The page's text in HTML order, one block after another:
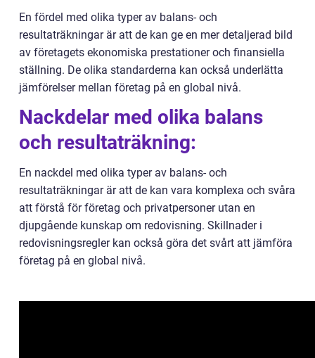
En fördel med olika typer av balans- och
resultaträkningar är att de kan ge en mer detaljerad bild
av företagets ekonomiska prestationer och finansiella
ställning. De olika standarderna kan också underlätta
jämförelser mellan företag på en global nivå.
Nackdelar med olika balans
och resultaträkning:
En nackdel med olika typer av balans- och
resultaträkningar är att de kan vara komplexa och svåra
att förstå för företag och privatpersoner utan en
djupgående kunskap om redovisning. Skillnader i
redovisningsregler kan också göra det svårt att jämföra
företag på en global nivå.